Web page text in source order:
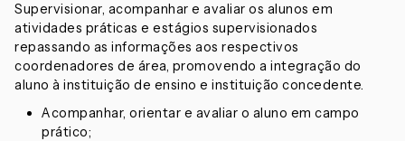
Supervisionar, acompanhar e avaliar os alunos em
atividades práticas e estágios supervisionados
repassando as informações aos respectivos
coordenadores de área, promovendo a integração do
aluno à instituição de ensino e instituição concedente.
Acompanhar, orientar e avaliar o aluno em campo
prático;